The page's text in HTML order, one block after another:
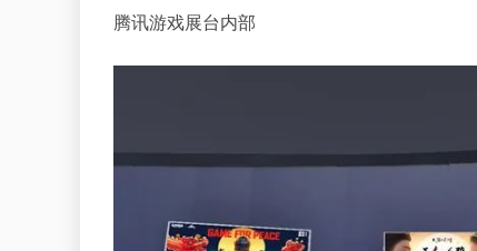
腾讯游戏展台内部